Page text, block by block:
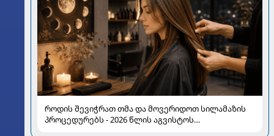
როდის შევიჭრათ თმა და მოვერიდოთ სილამაზის
პროცედურებს - 2026 წლის აგვისტოს